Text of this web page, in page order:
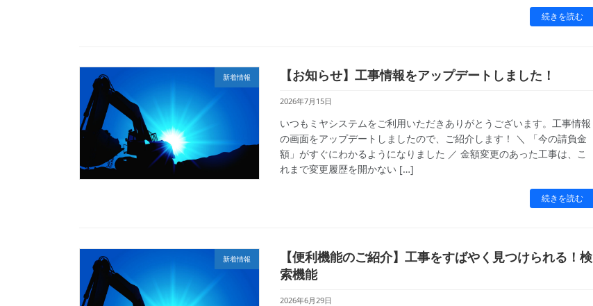
続きを読む
新着情報 【お知らせ】工事情報をアップデートしました！
2026年7月15日
いつもミヤシステムをご利用いただきありがとうございます。工事情報
の画面をアップデートしましたので、ご紹介します！ ＼ 「今の請負金
額」がすぐにわかるようになりました ／ 金額変更のあった工事は、こ
れまで変更履歴を開かない […]
続きを読む
新着情報
【便利機能のご紹介】工事をすばやく見つけられる！検
索機能
2026年6月29日